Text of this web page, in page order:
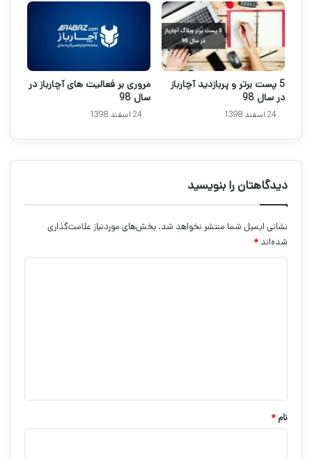
5 پست برتر و پربازدید آچارباز
در سال 98
24 اسفند 1398
مروری بر فعالیت های آچارباز در
سال 98
24 اسفند 1398
دیدگاهتان را بنویسید
نشانی ایمیل شما منتشر نخواهد شد. بخش‌های موردنیاز علامت‌گذاری
شده‌اند *
نام *